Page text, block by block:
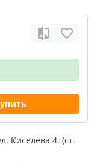
Киселёва 4. (cт.